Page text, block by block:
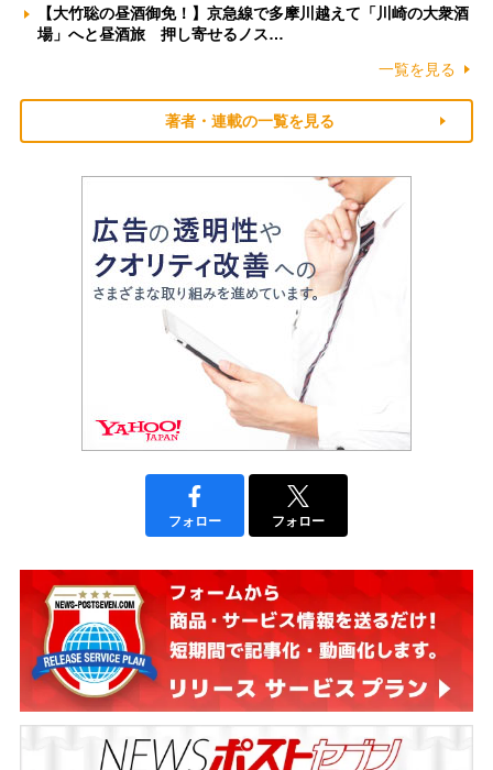
【大竹聡の昼酒御免！】京急線で多摩川越えて「川崎の大衆酒
場」へと昼酒旅 押し寄せるノス…
一覧を見る
著者・連載の一覧を見る
フォロー フォロー